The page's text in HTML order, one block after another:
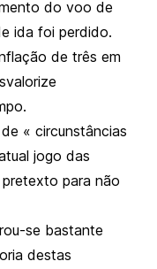
do voo de
ida foi perdido.
de três em
« circunstâncias
jogo das
para não
se bastante
destas